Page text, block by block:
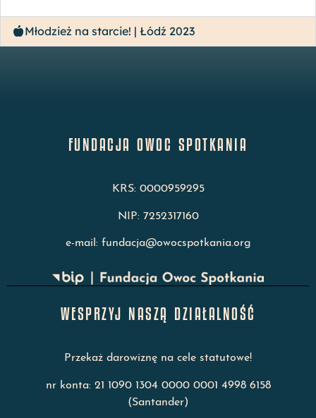
Młodzież na starcie! | Łódź 2023
FUNDACJA OWOC SPOTKANIA
KRS: 0000959295
NIP: 7252317160
e-mail: fundacja@owocspotkania.org
WESPRZYJ NASZĄ DZIAŁALNOŚĆ
Przekaż darowiznę na cele statutowe!
nr konta: 21 1090 1304 0000 0001 4998 6158
(Santander)